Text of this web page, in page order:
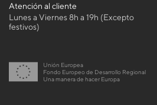
Atención al cliente
Lunes a Viernes 8h a 19h (Excepto
festivos)
Unión Europea
Fondo Europeo de Desarrollo Regional
Una manera de hacer Europa